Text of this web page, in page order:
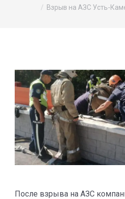
Взрыв на АЗС Усть-
После взрыва на АЗС